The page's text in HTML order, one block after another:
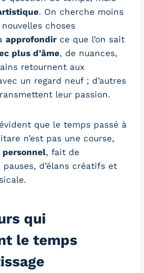
. On cherche moins
choses
approfondir ce que l’on sait
plus d’âme, de nuances,
retournent aux
un regard neuf ; d’autres
leur passion.
que le temps passé à
n’est pas une course,
personnel, fait de
pauses, d’élans créatifs et
qui
le temps